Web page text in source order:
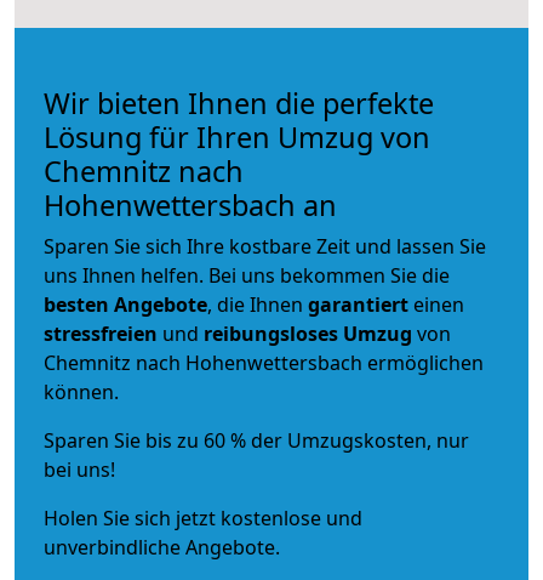
Wir bieten Ihnen die perfekte
Lösung für Ihren Umzug von
Chemnitz nach
Hohenwettersbach an
Sparen Sie sich Ihre kostbare Zeit und lassen Sie
uns Ihnen helfen. Bei uns bekommen Sie die
besten Angebote, die Ihnen garantiert einen
stressfreien und reibungsloses Umzug von
Chemnitz nach Hohenwettersbach ermöglichen
können.
Sparen Sie bis zu 60 % der Umzugskosten, nur
bei uns!
Holen Sie sich jetzt kostenlose und
unverbindliche Angebote.